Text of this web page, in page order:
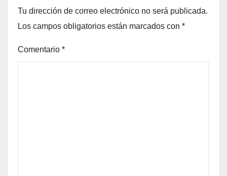
Tu dirección de correo electrónico no será publicada.
Los campos obligatorios están marcados con *
Comentario *